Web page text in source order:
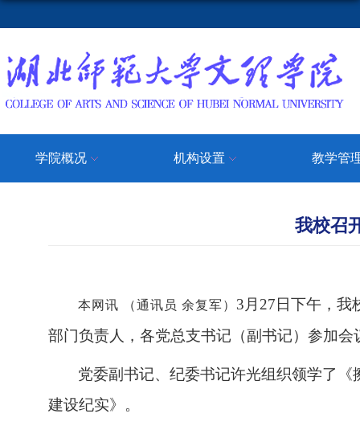
学院概况 机构设置 教学管
我校召
本网讯 （通讯员 余复军） 3月27日下午 ，
部门负责人，各党总支书记（副书记）参加
党委副书记、纪委书记许光组织领学了《
建设纪实》。